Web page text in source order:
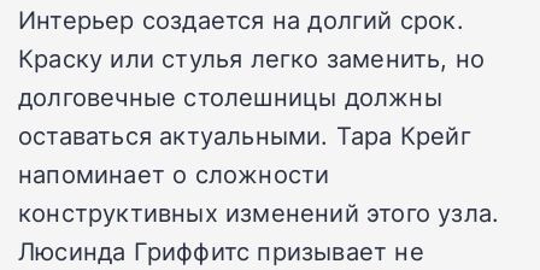
Интерьер создается на долгий срок.
Краску или стулья легко заменить, но
долговечные столешницы должны
оставаться актуальными. Тара Крейг
напоминает о сложности
конструктивных изменений этого узла.
Люсинда Гриффитс призывает не